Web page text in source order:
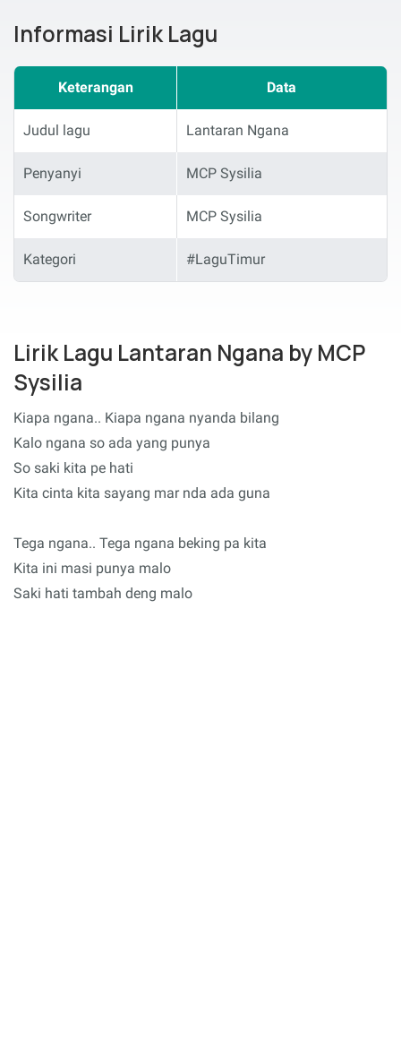
Informasi Lirik Lagu
Keterangan Data
Judul lagu Lantaran Ngana
Penyanyi MCP Sysilia
Songwriter MCP Sysilia
Kategori #LaguTimur
Lirik Lagu Lantaran Ngana by MCP
Sysilia
Kiapa ngana.. Kiapa ngana nyanda bilang
Kalo ngana so ada yang punya
So saki kita pe hati
Kita cinta kita sayang mar nda ada guna
Tega ngana.. Tega ngana beking pa kita
Kita ini masi punya malo
Saki hati tambah deng malo